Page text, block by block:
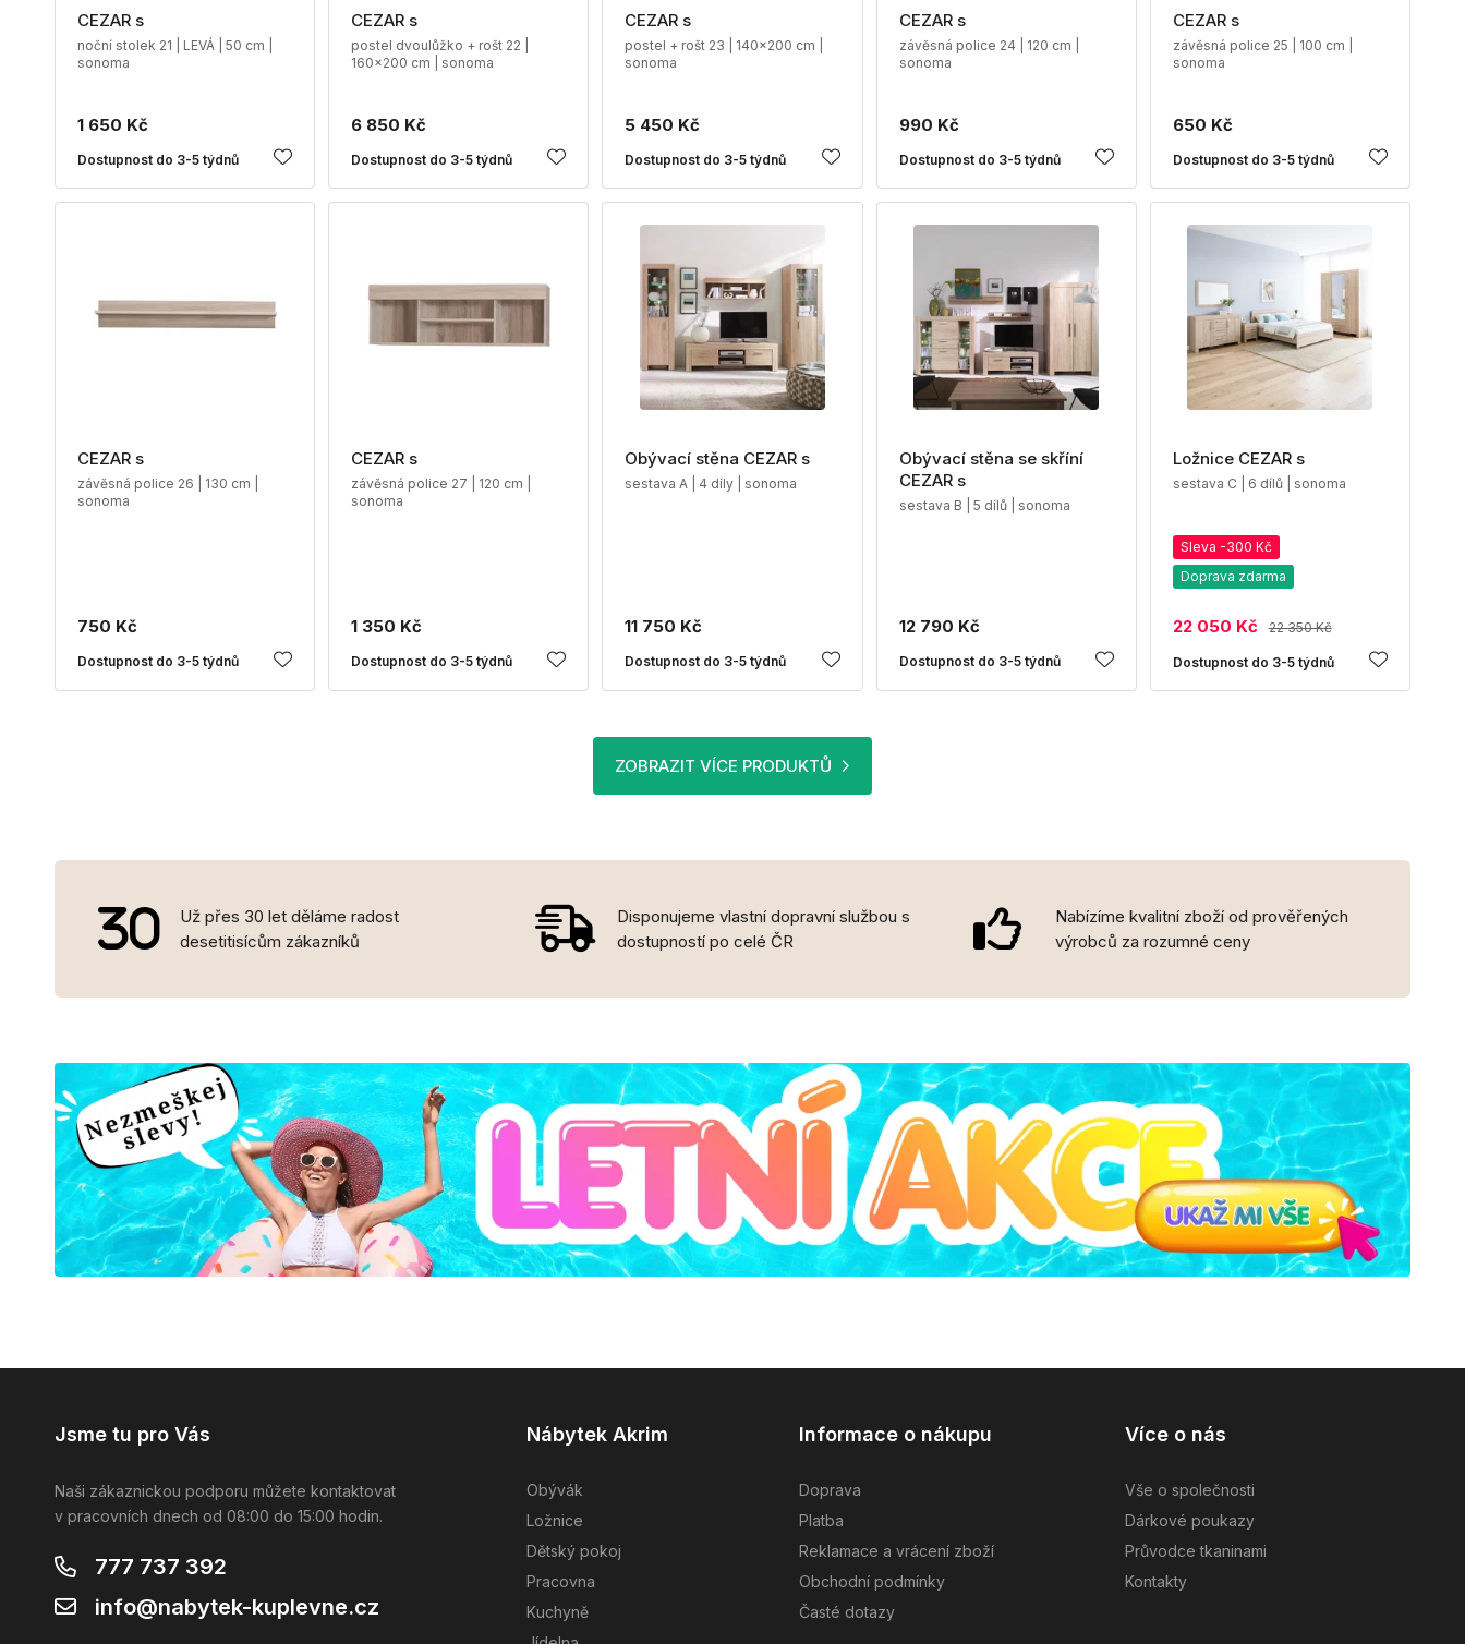
CEZAR s
noční stolek 21 | LEVÁ | 50 cm |
sonoma
1 650 Kč
Dostupnost do 3-5 týdnů
CEZAR s
postel dvoulůžko + rošt 22 |
160x200 cm | sonoma
6 850 Kč
Dostupnost do 3-5 týdnů
CEZAR s
postel + rošt 23 | 140x200 cm |
sonoma
5 450 Kč
Dostupnost do 3-5 týdnů
CEZAR s
závěsná police 24 | 120 cm |
sonoma
990 Kč
Dostupnost do 3-5 týdnů
CEZAR s
závěsná police 25 | 100 cm |
sonoma
650 Kč
Dostupnost do 3-5 týdnů
CEZAR s
závěsná police 26 | 130 cm |
sonoma
750 Kč
Dostupnost do 3-5 týdnů
CEZAR s
závěsná police 27 | 120 cm |
sonoma
1 350 Kč
Dostupnost do 3-5 týdnů
Obývací stěna CEZAR s
sestava A | 4 díly | sonoma
11 750 Kč
Dostupnost do 3-5 týdnů
Obývací stěna se skříní
CEZAR s
sestava B | 5 dílů | sonoma
12 790 Kč
Dostupnost do 3-5 týdnů
Ložnice CEZAR s
sestava C | 6 dílů | sonoma
Sleva -300 Kč
Doprava zdarma
22 050 Kč 22 350 Kč
Dostupnost do 3-5 týdnů
ZOBRAZIT VÍCE PRODUKTŮ
Už přes 30 let děláme radost
desetitisícům zákazníků
Disponujeme vlastní dopravní službou s
dostupností po celé ČR
Nabízíme kvalitní zboží od prověřených
výrobců za rozumné ceny
Jsme tu pro Vás
Naši zákaznickou podporu můžete kontaktovat
v pracovních dnech od 08:00 do 15:00 hodin.
777 737 392
info@nabytek-kuplevne.cz
Nábytek Akrim
Obývák
Ložnice
Dětský pokoj
Pracovna
Kuchyně
Informace o nákupu
Doprava
Platba
Reklamace a vrácení zboží
Obchodní podmínky
Časté dotazy
Více o nás
Vše o společnosti
Dárkové poukazy
Průvodce tkaninami
Kontakty